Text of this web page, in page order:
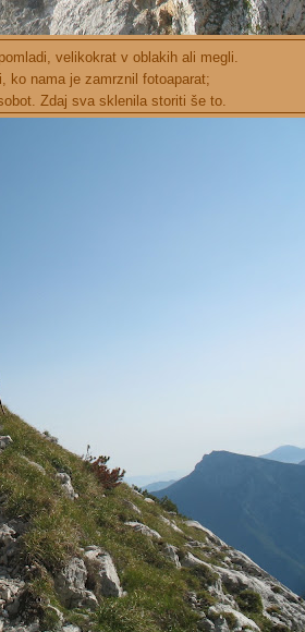
velikokrat v oblakih ali megli.
ko nama je zamrznil fotoaparat;
Zdaj sva sklenila storiti še to.